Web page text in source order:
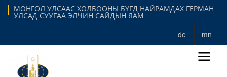
МОНГОЛ УЛСААС ХОЛБООНЫ БҮГД НАЙРАМДАХ ГЕРМАН
УЛСАД СУУГАА ЭЛЧИН САЙДЫН ЯАМ
de mn